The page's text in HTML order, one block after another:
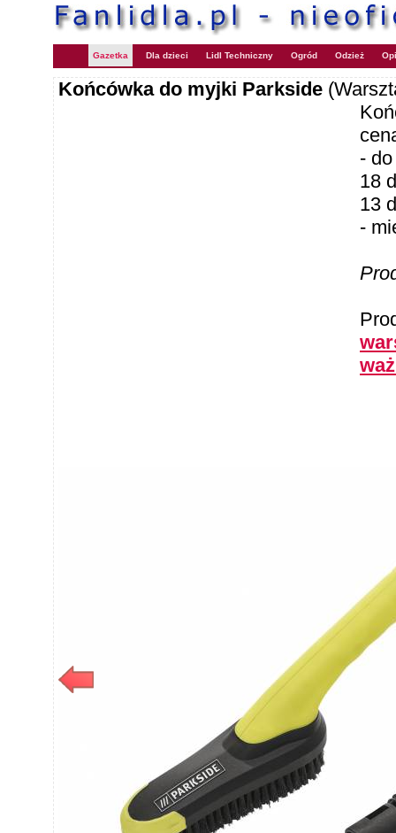
Gazetka Dla dzieci Lidl Techniczny Ogród Odzież
Końcówka do myjki Parkside
-
18
13
-